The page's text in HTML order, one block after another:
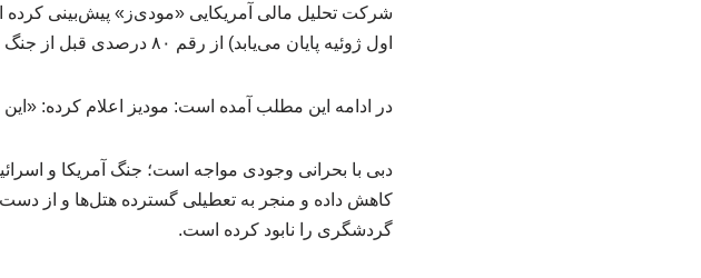
شرکت تحلیل مالی آمریکایی «مودی‌ز» پیش‌بینی کرده
اول ژوئیه پایان می‌یابد) از رقم ۸۰ درصدی قبل از جنگ به ۱۰ درصد سقوط خواهد کرد.
در ادامه این مطلب آمده است: مودیز اعلام کرده:
کاهش داده و منجر به تعطیلی گسترده هتل‌ها و از
گردشگری را نابود کرده است.